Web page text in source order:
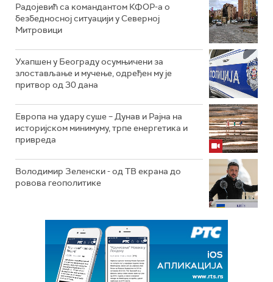
Радојевић са командантом КФОР-а о
безбедносној ситуацији у Северној
Митровици
Ухапшен у Београду осумњичени за
злостављање и мучење, одређен му је
притвор од 30 дана
Европа на удару суше – Дунав и Рајна на
историјском минимуму, трпе енергетика и
привреда
Володимир Зеленски - од ТВ екрана до
ровова геополитике